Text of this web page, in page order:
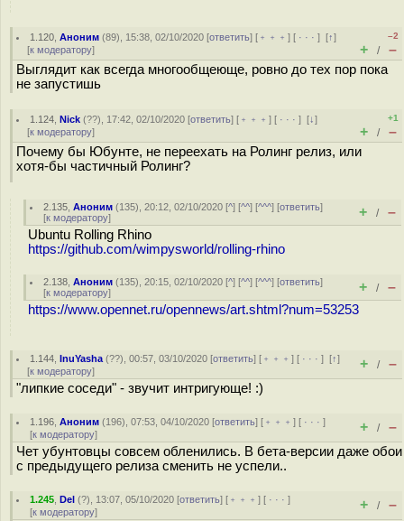
1.120 ,Аноним (89), 15:38, 02/10/2020 [ответить] [ ﹢﹢﹢] [ · · ·][↑]
[к модератору]
–2
+ / –
Выглядит как всегда многообщеюще, ровно до тех пор пока
не запустишь
1.124 ,Nick (??), 17:42, 02/10/2020 [ответить] [ ﹢﹢﹢] [ · · ·][↓]
[к модератору]
+1
+ / –
Почему бы Юбунте, не переехать на Ролинг релиз, или
хотя-бы частичный Ролинг?
2.135 ,Аноним (135), 20:12, 02/10/2020 [^] [^^] [^^^] [ответить]
[к модератору] + / –
Ubuntu Rolling Rhino
https://github.com/wimpysworld/rolling-rhino
2.138 ,Аноним (135), 20:15, 02/10/2020 [^] [^^] [^^^] [ответить]
[к модератору] + / –
https://www.opennet.ru/opennews/art.shtml?num=53253
1.144 ,InuYasha (??), 00:57, 03/10/2020 [ответить] [ ﹢﹢﹢] [ · · ·][↑]
[к модератору] + / –
"липкие соседи" - звучит интригующе! :)
1.196 ,Аноним (196), 07:53, 04/10/2020 [ответить] [ ﹢﹢﹢] [ · · ·]
[к модератору] + / –
Чет убунтовцы совсем обленились. В бета-версии даже обои
с предыдущего релиза сменить не успели..
1.245 ,Del (?), 13:07, 05/10/2020 [ответить] [ ﹢﹢﹢] [ · · ·]
[к модератору] + / –